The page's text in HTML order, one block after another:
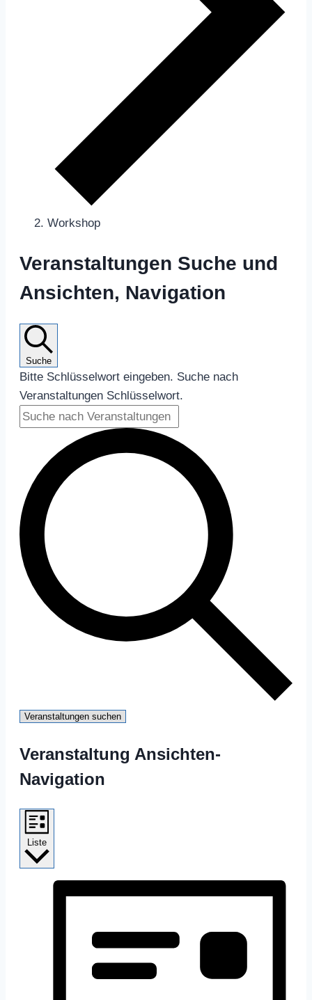
Workshop
Veranstaltungen
Veranstaltungen Suche und
Ansichten, Navigation
Suche
Bitte Schlüsselwort eingeben. Suche nach
Veranstaltungen Schlüsselwort.
Veranstaltungen suchen
Veranstaltung Ansichten-
Navigation
Liste